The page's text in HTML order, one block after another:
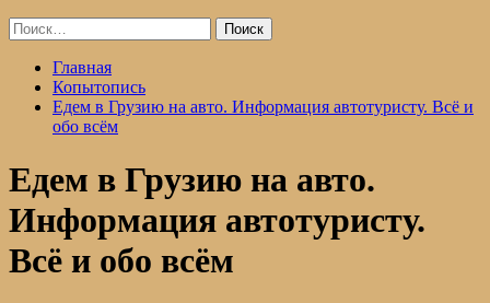
Найти:
Главная
Копытопись
Едем в Грузию на авто. Информация автотуристу. Всё и
обо всём
Едем в Грузию на авто.
Информация автотуристу.
Всё и обо всём